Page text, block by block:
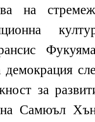
на
демокрация
за
Самюъл